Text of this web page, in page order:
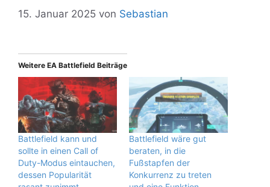
15. Januar 2025 von Sebastian
Weitere EA Battlefield Beiträge
Battlefield kann und
sollte in einen Call of
Duty-Modus eintauchen,
dessen Popularität
Battlefield wäre gut
beraten, in die
Fußstapfen der
Konkurrenz zu treten